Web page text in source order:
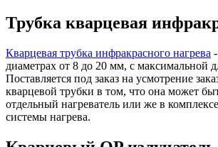
Трубка кварцевая
Кварцевая трубка инфракрасного нагрева
диаметрах от 8 до 20 мм, с максимальной
Поставляется под заказ на усмотрение
кварцевой трубки в том, что она может
отдельный нагреватель или же в
системы нагрева.